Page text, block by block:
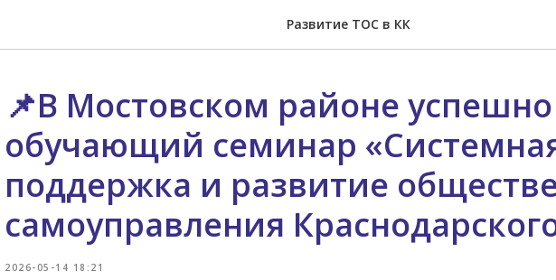
Развитие ТОС в КК
📌В Мостовском районе
обучающий семинар
поддержка и развитие
самоуправления
2026-05-14 18:21